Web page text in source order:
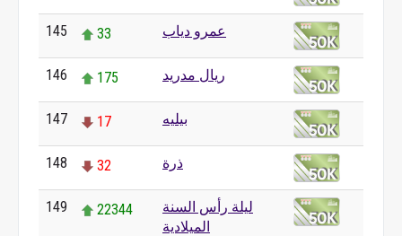
145 33 عمرو دياب
146 175 ريال مدريد
147 17 بيليه
148 32 ذرة
149 22344
ليلة رأس السنة
الميلادية